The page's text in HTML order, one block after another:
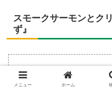
スモークサーモンとク
ず』
スモークサーモン
メニュー ホーム